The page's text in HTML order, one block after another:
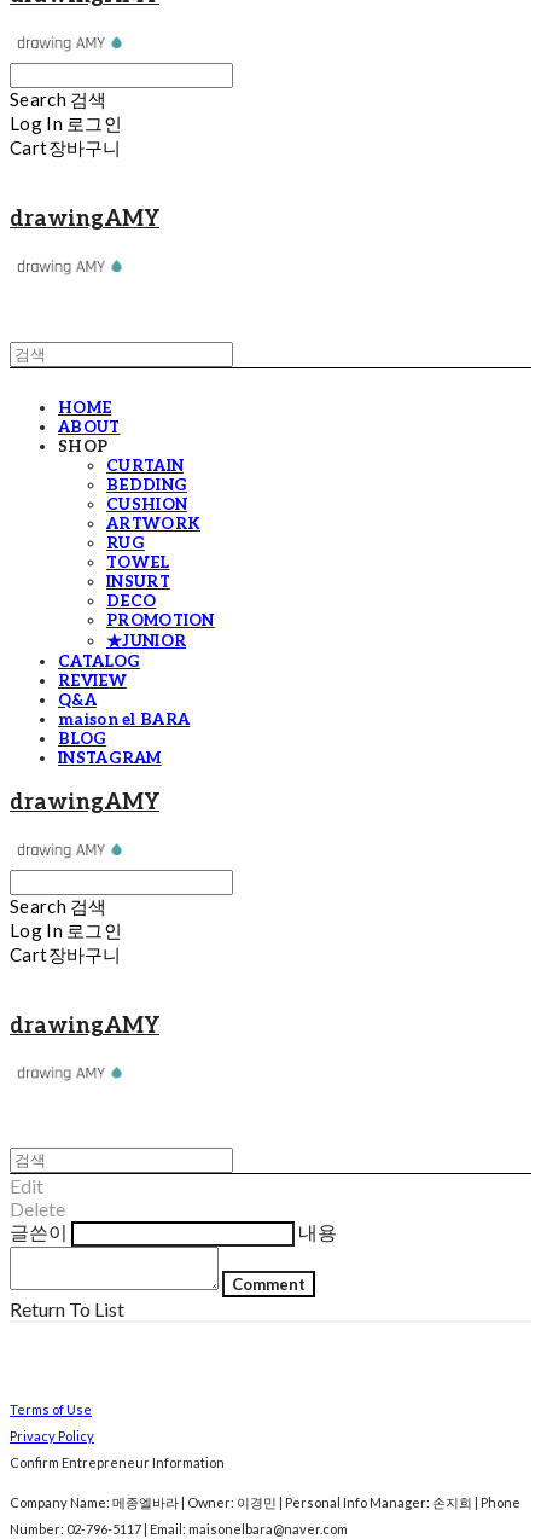
Search 검색
Log In 로그인
Cart장바구니
drawingAMY
HOME
ABOUT
SHOP
CURTAIN
BEDDING
CUSHION
ARTWORK
RUG
TOWEL
INSURT
DECO
PROMOTION
★JUNIOR
CATALOG
REVIEW
Q&A
maison el BARA
BLOG
INSTAGRAM
drawingAMY
Search 검색
Log In 로그인
Cart장바구니
drawingAMY
Edit
Delete
글쓴이
내용
Comment
Return To List
Terms of Use
Privacy Policy
Confirm Entrepreneur Information
Company Name: 메종엘바라 | Owner: 이경민 | Personal Info Manager: 손지희 | Phone
Number: 02-796-5117 | Email: maisonelbara@naver.com